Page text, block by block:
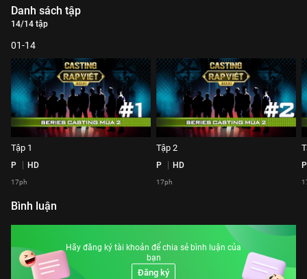
Danh sách tập
14/14 tập
01-14
Tập 1
P HD
17ph
Tập 2
P HD
17ph
P
Bình luận
Hãy đăng ký tài khoản để chia sẻ bình luận của
bạn
Đăng ký